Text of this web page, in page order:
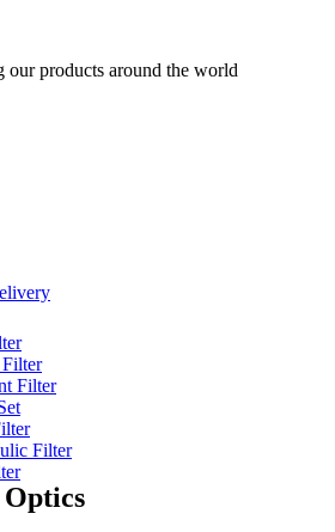
our products around the world
Filter
Filter